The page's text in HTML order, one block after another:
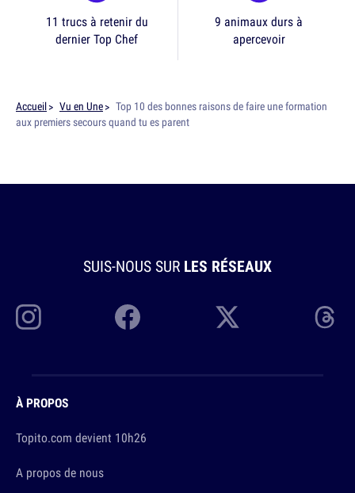
11 trucs à retenir du
dernier Top Chef
9 animaux durs à
apercevoir
Accueil Vu en Une
Top 10 des bonnes raisons de faire une formation
aux premiers secours quand tu es parent
SUIS-NOUS SUR LES RÉSEAUX
À PROPOS
Topito.com devient 10h26
A propos de nous